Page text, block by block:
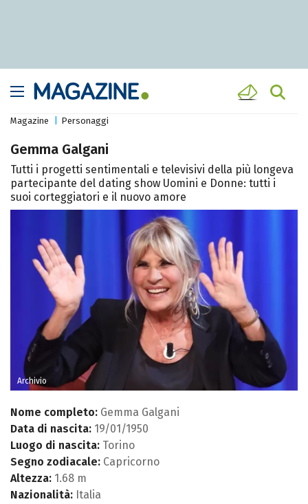
Magazine Personaggi
Gemma Galgani
Tutti i progetti sentimentali e televisivi della più longeva
partecipante del dating show Uomini e Donne: tutti i
suoi corteggiatori e il nuovo amore
Archivio
Nome completo: Gemma Galgani
Data di nascita: 19/01/1950
Luogo di nascita: Torino
Segno zodiacale: Capricorno
Altezza: 1.68 m
Nazionalità: Italia